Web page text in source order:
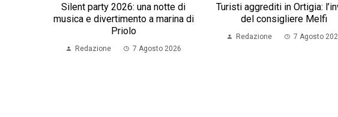
Silent party 2026: una notte di
musica e divertimento a marina di
Priolo
Redazione 7 Agosto 2026
Turisti aggrediti in Ortigia:
del consigliere Melfi
Redazione 7 Agosto